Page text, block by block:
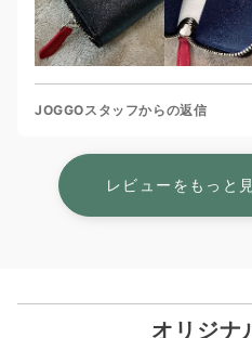
JOGGOスタッフからの返信
レビューをもっと
オリジナ